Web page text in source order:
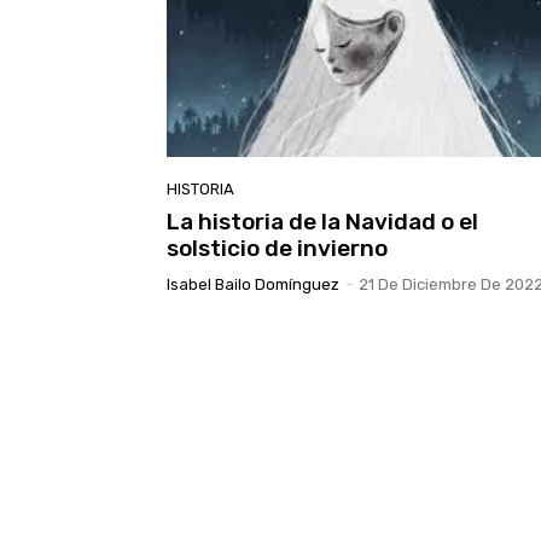
HISTORIA
La historia de la Navidad o el
solsticio de invierno
Isabel Bailo Domínguez - 21 De Diciembre De